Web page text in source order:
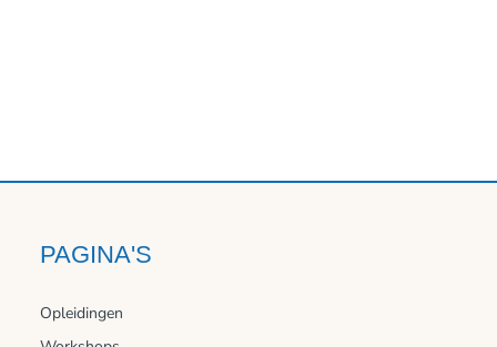
PAGINA'S
Opleidingen